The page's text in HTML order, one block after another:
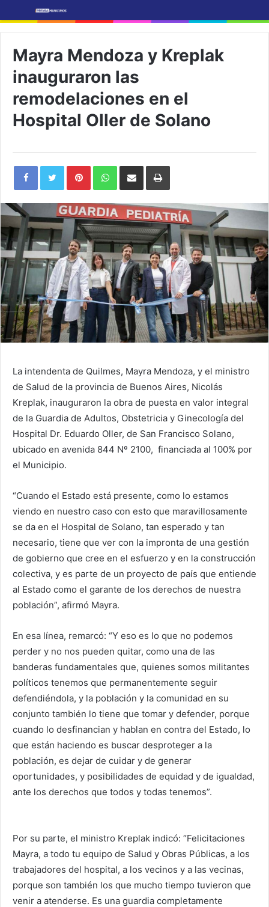
Mayra Mendoza y Kreplak
inauguraron las
remodelaciones en el
Hospital Oller de Solano
PinterestWhatsAppShare
Email
Print
La intendenta de Quilmes, Mayra Mendoza, y el ministro
de Salud de la provincia de Buenos Aires, Nicolás
Kreplak, inauguraron la obra de puesta en valor integral
de la Guardia de Adultos, Obstetricia y Ginecología del
Hospital Dr. Eduardo Oller, de San Francisco Solano,
ubicado en avenida 844 Nº 2100, financiada al 100% por
el Municipio.
“Cuando el Estado está presente, como lo estamos
viendo en nuestro caso con esto que maravillosamente
se da en el Hospital de Solano, tan esperado y tan
necesario, tiene que ver con la impronta de una gestión
de gobierno que cree en el esfuerzo y en la construcción
colectiva, y es parte de un proyecto de país que entiende
al Estado como el garante de los derechos de nuestra
población”, afirmó Mayra.
En esa línea, remarcó: “Y eso es lo que no podemos
perder y no nos pueden quitar, como una de las
banderas fundamentales que, quienes somos militantes
políticos tenemos que permanentemente seguir
defendiéndola, y la población y la comunidad en su
conjunto también lo tiene que tomar y defender, porque
cuando lo desfinancian y hablan en contra del Estado, lo
que están haciendo es buscar desproteger a la
población, es dejar de cuidar y de generar
oportunidades, y posibilidades de equidad y de igualdad,
ante los derechos que todos y todas tenemos”.
Por su parte, el ministro Kreplak indicó: “Felicitaciones
Mayra, a todo tu equipo de Salud y Obras Públicas, a los
trabajadores del hospital, a los vecinos y a las vecinas,
porque son también los que mucho tiempo tuvieron que
venir a atenderse. Es una guardia completamente